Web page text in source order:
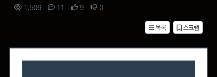
컨텐츠 정보
1,506조회 11 댓글 9추천 0비추천
목록 스크랩